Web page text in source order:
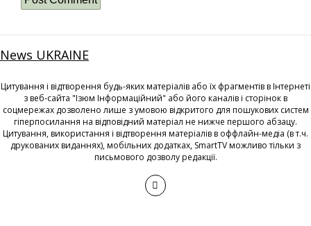
News UKRAINE
Цитування і відтворення будь-яких матеріалів або їх фрагментів в Інтернеті
з веб-сайта "Ізюм Інформаційний" або його каналів і сторінок в
соцмережах дозволено лише з умовою відкритого для пошукових систем
гіперпосилання на відповідний матеріал не нижче першого абзацу.
Цитування, використання і відтворення матеріалів в оффлайн-медіа (в т.ч.
друкованих виданнях), мобільних додатках, SmartTV можливо тільки з
письмового дозволу редакції.